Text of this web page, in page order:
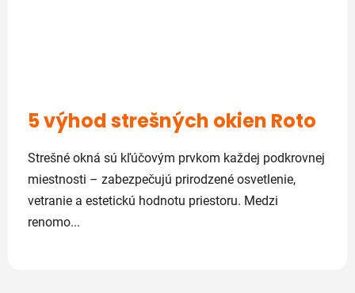
5 výhod strešných okien Roto
Strešné okná sú kľúčovým prvkom každej podkrovnej
miestnosti – zabezpečujú prirodzené osvetlenie,
vetranie a estetickú hodnotu priestoru. Medzi
renomo...